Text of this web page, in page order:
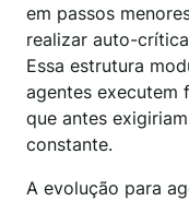
em passos
realizar auto-
Essa estrutura
agentes executem
que antes
constante.
A evolução para